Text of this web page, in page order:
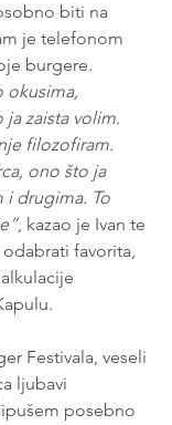
biti na
je telefonom
burgere.
okusima,
ja zaista volim.
filozofiram.
ono što ja
i drugima. To
, kazao je Ivan te
favorita,
Festivala, veseli
ljubavi
posebno